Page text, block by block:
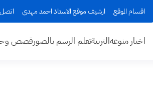
اقسام الموقع ارشيف موقع الاستاذ احمد مهدي اتصل
اخبار منوعهالتربيةتعلم الرسم بالصورقصص